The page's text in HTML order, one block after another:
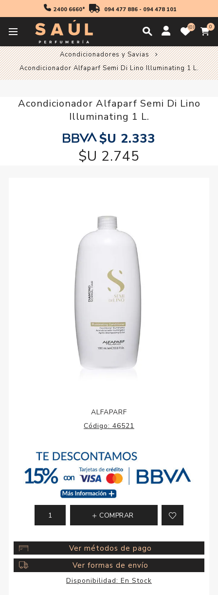
2400 6660* 094 477 886- 094 478 101
0 0
Profesionales
Acondicionadores y Savias
Acondicionador Alfaparf Semi Di Lino Illuminating 1 L.
Acondicionador Alfaparf Semi Di Lino
Illuminating 1 L.
$U 2.333
$U 2.745
ALFAPARF
Código: 46521
COMPRAR
Ver métodos de pago
Ver formas de envío
Disponibilidad: En Stock